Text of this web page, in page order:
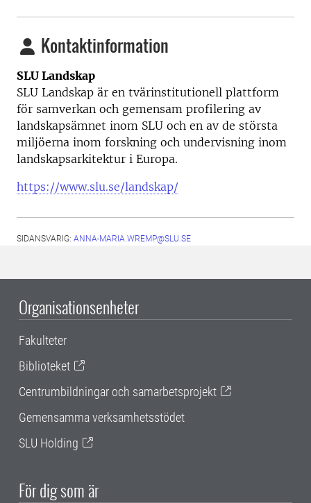
Kontaktinformation
SLU Landskap
SLU Landskap är en tvärinstitutionell plattform
för samverkan och gemensam profilering av
landskapsämnet inom SLU och en av de största
miljöerna inom forskning och undervisning inom
landskapsarkitektur i Europa.
https://www.slu.se/landskap/
SIDANSVARIG: ANNA-MARIA.WREMP@SLU.SE
Organisationsenheter
Fakulteter
Biblioteket
Centrumbildningar och samarbetsprojekt
Gemensamma verksamhetsstödet
SLU Holding
För dig som är